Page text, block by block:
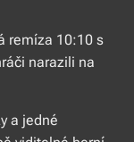
remíza 10:10 s
narazili na
a jedné